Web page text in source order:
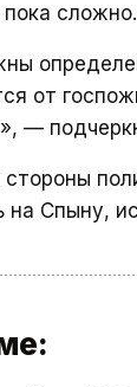
пока сложно.
от
—
стороны
на Спыну,